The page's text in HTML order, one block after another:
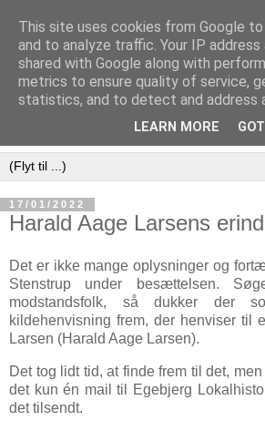
17/01/2022
Harald Aage Larsens
Det er ikke mange oplysninger og
Stenstrup under besættelsen.
modstandsfolk, så dukker der
kildehenvisning frem, der henviser til
Larsen (Harald Aage Larsen).
Det tog lidt tid, at finde frem til det,
det kun én mail til Egebjerg
det tilsendt.
This site uses cookies from Google
and to analyze traffic. Your IP address
shared with Google along with
metrics to ensure quality of service,
statistics, and to detect and address
LEARN MORE